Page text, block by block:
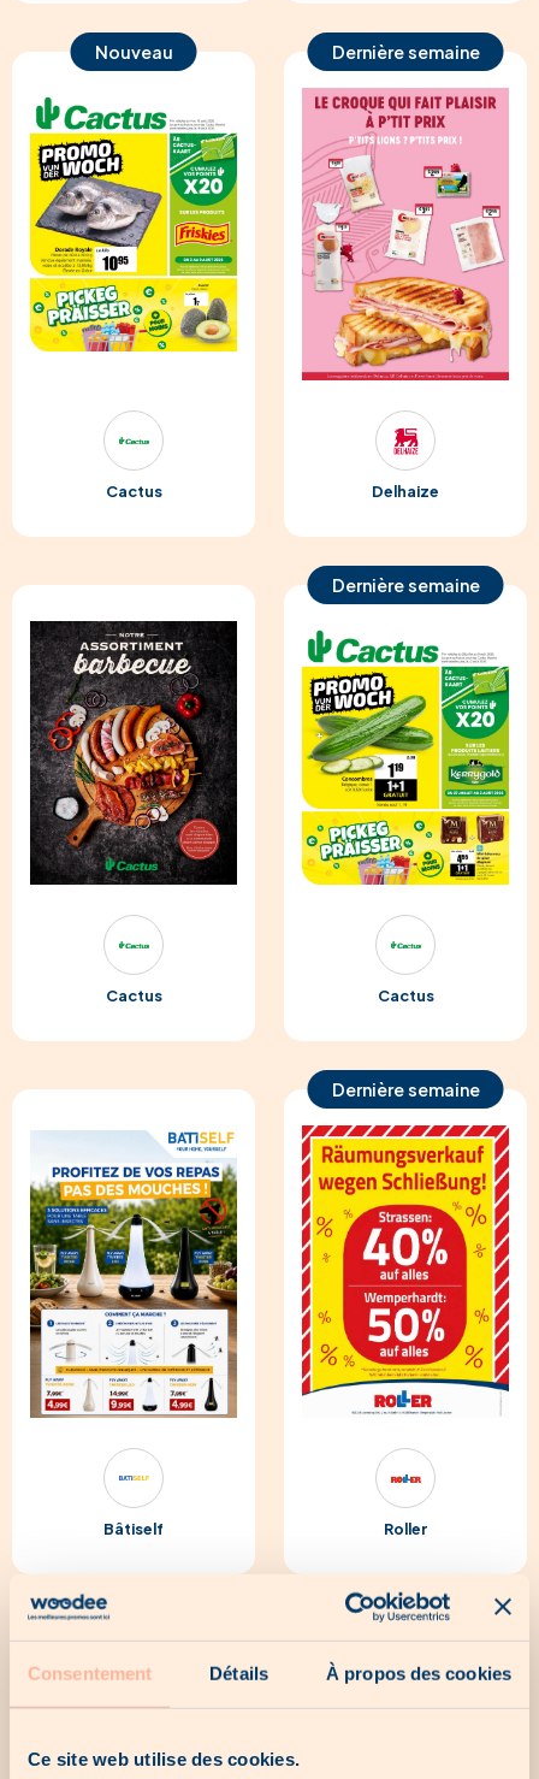
Consentement Détails À propos des cookies
Ce site web utilise des cookies.
Nouveau
Cactus
Dernière semaine
Delhaize
Cactus
Dernière semaine
Cactus
Bâtiself
Dernière semaine
Roller